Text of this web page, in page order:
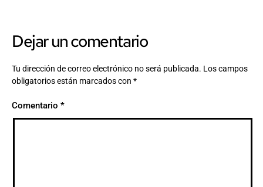
Dejar un comentario
Tu dirección de correo electrónico no será publicada. Los campos
obligatorios están marcados con *
Comentario *